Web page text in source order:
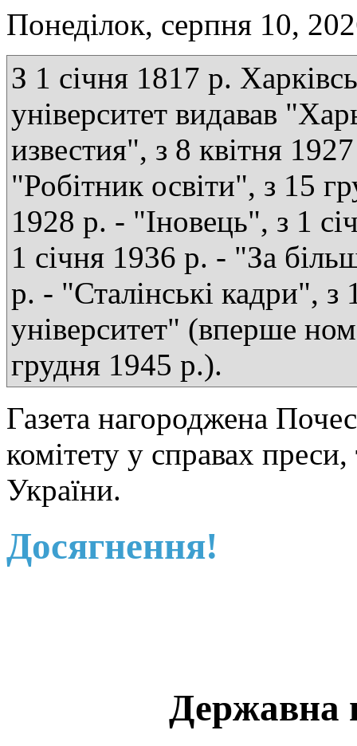
Понеділок, серпня 10,
З 1 січня 1817 р.
університет видавав
известия", з 8 квітня
"Робітник освіти", з 15
1928 р. - "Іновець", з 1
1 січня 1936 р. - "За
р. - "Сталінські кадри",
університет" (вперше
грудня 1945 р.).
Газета нагороджена
комітету у справах
України.
Досягнення!
Державна